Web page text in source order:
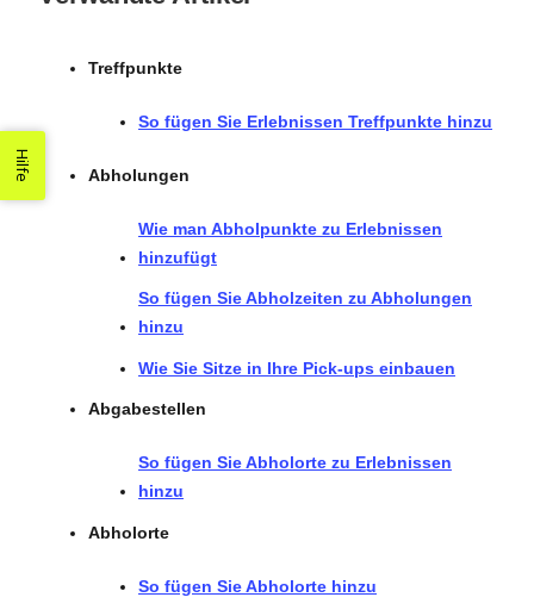
Treffpunkte
So fügen Sie Erlebnissen Treffpunkte hinzu
Abholungen
Wie man Abholpunkte zu Erlebnissen
hinzufügt
So fügen Sie Abholzeiten zu Abholungen
hinzu
Wie Sie Sitze in Ihre Pick-ups einbauen
Abgabestellen
So fügen Sie Abholorte zu Erlebnissen
hinzu
Abholorte
So fügen Sie Abholorte hinzu
Hilfe